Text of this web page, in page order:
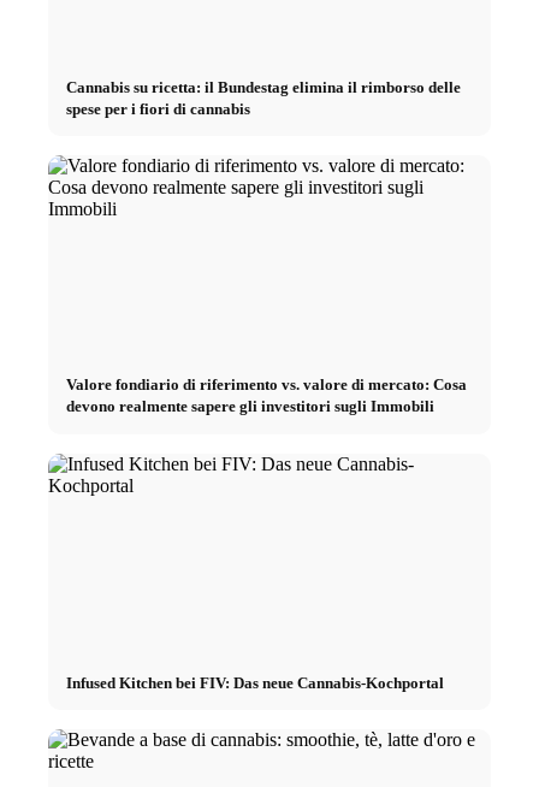
Cannabis su ricetta: il Bundestag elimina il rimborso delle
spese per i fiori di cannabis
Valore fondiario di riferimento vs. valore di mercato: Cosa
devono realmente sapere gli investitori sugli Immobili
Infused Kitchen bei FIV: Das neue Cannabis-Kochportal